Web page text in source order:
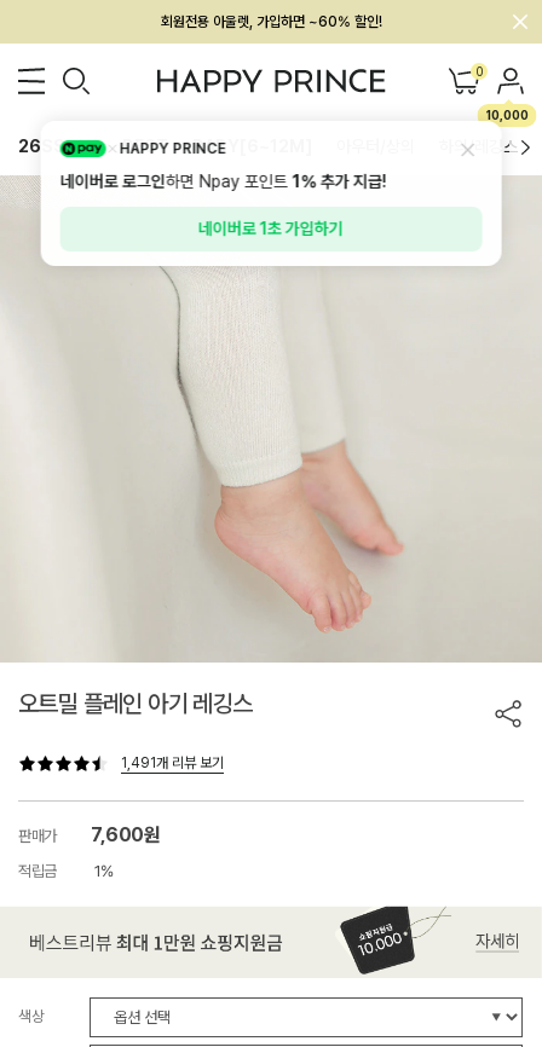
회원전용 아울렛, 가입하면 ~60% 할인!
멤버십 최대 28,000원 혜택 0
10,000
26SS 신상 BEST BABY[6~12M] 하의/레깅스
오트밀 플레인 아기 레깅스
1,491개 리뷰 보기
판매가 7,600원
적립금 1%
색상
HAPPY PRINCE
네이버로 로그인하면 Npay 포인트1%추가 지급!
네이버로 1초 가입하기